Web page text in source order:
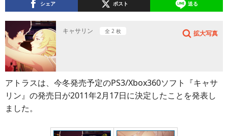
シェア ポスト 送る
キャサリン 全 2 枚 拡大写真
アトラスは、今冬発売予定のPS3/Xbox360ソフト『キャサ
リン』の発売日が2011年2月17日に決定したことを発表し
ました。